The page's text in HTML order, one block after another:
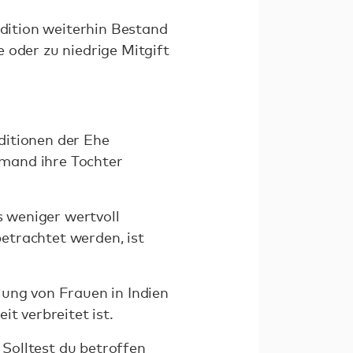
weiterhin Bestand
oder zu niedrige Mitgift
der Ehe
ihre Tochter
weniger wertvoll
werden, ist
von Frauen in Indien
verbreitet ist.
Solltest du betroffen